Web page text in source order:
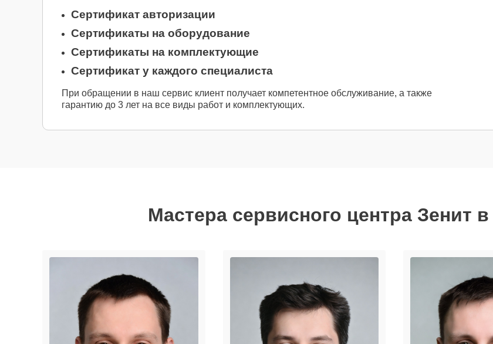
Сертификат авторизации
Сертификаты на оборудование
Сертификаты на комплектующие
Сертификат у каждого специалиста
При обращении в наш сервис клиент получает компетентное обслуживание, а также
гарантию до 3 лет на все виды работ и комплектующих.
Мастера сервисного центра Зенит